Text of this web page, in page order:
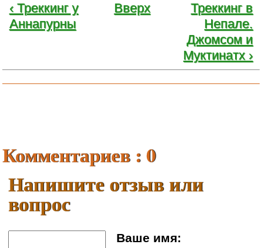
‹ Треккинг у
Аннапурны
Вверх
Треккинг в
Непале.
Джомсом и
Муктинатх ›
Комментариев : 0
Напишите отзыв или
вопрос
Ваше имя: